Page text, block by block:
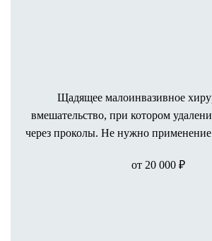
Щадящее малоинвазивное
вмешательство, при котором
через проколы. Не нужно применение
от 20 000 ₽